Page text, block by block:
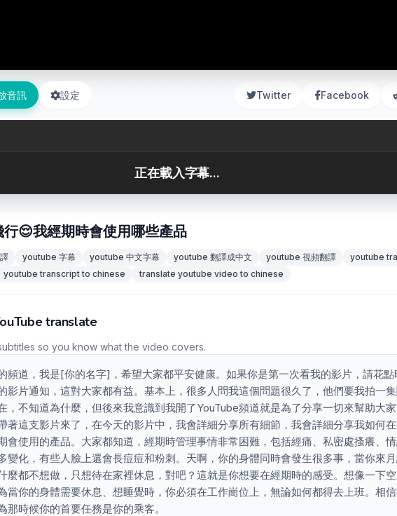
音訊 設定 Twitter Facebook
正在載入字幕...
😌我經期時會使用哪些產品
youtube 字幕 youtube 中文字幕 youtube 翻譯成中文 youtube 視頻翻譯
youtube
youtube transcript to chinese translate youtube video to chinese
translate
so you know what the video covers.
頻道，我是[你的名字]，希望大家都平安健康。如果你是第一次看我的影片，請花
影片通知，這對大家都有益。基本上，很多人問我這個問題很久了，他們要我拍一
，不知道為什麼，但後來我意識到我開了YouTube頻道就是為了分享一切來幫助大
著這支影片來了，在今天的影片中，我會詳細分享所有細節，我會詳細分享我如何
會使用的產品。大家都知道，經期時管理事情非常困難，包括經痛、私密處搔癢、
變化，有些人臉上還會長痘痘和粉刺。天啊，你的身體同時會發生很多事，當你來
麼都不想做，只想待在家裡休息，對吧？這就是你想要在經期時的感受。想像一下
當你的身體需要休息、想睡覺時，你必須在工作崗位上，無論如何都得去上班。相
時候你的首要任務是你的乘客。